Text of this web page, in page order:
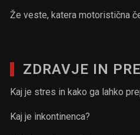
Že veste, katera motoristična
ZDRAVJE IN
Kaj je stres in kako ga lahko
Kaj je inkontinenca?